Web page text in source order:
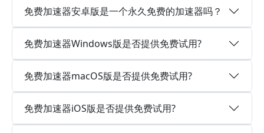
免费加速器安卓版是一个永久免费的加速器吗？
免费加速器Windows版是否提供免费试用?
免费加速器macOS版是否提供免费试用?
免费加速器iOS版是否提供免费试用?